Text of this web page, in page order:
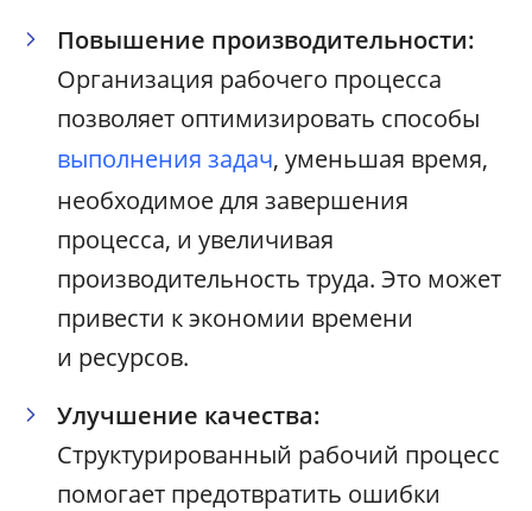
Повышение производительности:
Организация рабочего процесса
позволяет оптимизировать способы
выполнения задач, уменьшая время,
необходимое для завершения
процесса, и увеличивая
производительность труда. Это может
привести к экономии времени
и ресурсов.
Улучшение качества:
Структурированный рабочий процесс
помогает предотвратить ошибки